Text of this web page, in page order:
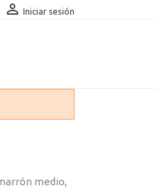
 Iniciar sesión
medio,